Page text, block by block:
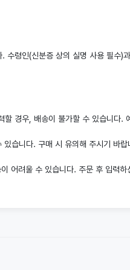
령인(신분증 상의 실명 사용 필수)
할 경우, 배송이 불가할 수 있습니
습니다. 구매 시 유의해 주시기 바
어려울 수 있습니다. 주문 후 입력하